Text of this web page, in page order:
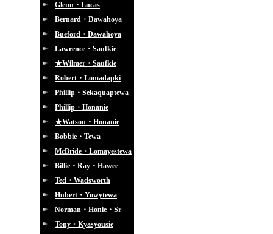
Glenn・Lucas
Bernard・Dawahoya
Bueford・Dawahoya
Lawrence・Saufkie
★Wilmer・Saufkie
Robert・Lomadapki
Phillip・Sekaquaptewa
Phillip・Honanie
★Watson・Honanie
Bobbie・Tewa
McBride・Lomayestewa
Billie・Ray・Hawee
Ted・Wadsworth
Hubert・Yowytewa
Norman・Honie・Sr
Tony・Kyasyousie